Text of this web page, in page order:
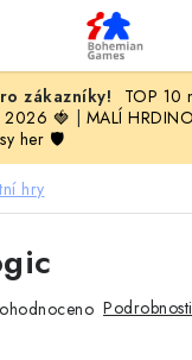
HER
TOP 10
2026 🍓
MALÍ
her 🛡️
hry